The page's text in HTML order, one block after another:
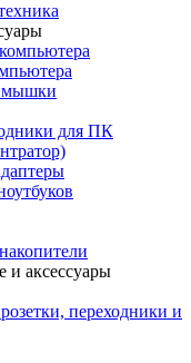
мышки
для ПК
и аксессуары
переходники и